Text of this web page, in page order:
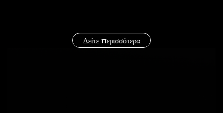
Δείτε περισσότερα